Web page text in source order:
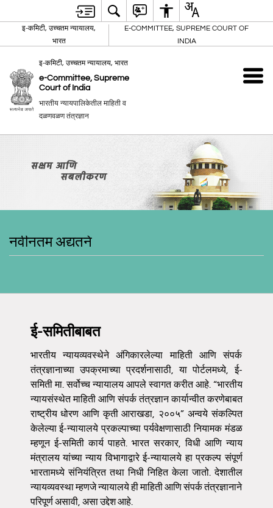
इ-कमिटी, उच्चतम न्यायालय,
भारत
E-COMMITTEE, SUPREME COURT OF
INDIA
इ-कमिटी, उच्चतम न्यायालय, भारत
e-Committee, Supreme
Court of India
भारतीय न्यायपालिकेतील माहिती व
दळणवळण तंत्रज्ञान
नवीनतम अद्यतने
ई-समितीबाबत
भारतीय न्यायव्यवस्थेने अंगिकारलेल्या माहिती आणि संपर्क
तंत्रज्ञानाच्या उपक्रमाच्या प्रदर्शनासाठी, या पोर्टलमध्ये, ई-
समिती मा. सर्वोच्च न्यायालय आपले स्वागत करीत आहे. “भारतीय
न्यायसंस्थेत माहिती आणि संपर्क तंत्रज्ञान कार्यान्वीत करणेबाबत
राष्ट्रीय धोरण आणि कृती आराखडा, २००५” अन्वये संकल्पित
केलेल्या ई-न्यायालये प्रकल्पाच्या पर्यवेक्षणासाठी नियामक मंडळ
म्हणून ई-समिती कार्य पाहते. भारत सरकार, विधी आणि न्याय
मंत्रालय यांच्या न्याय विभागाद्वारे ई-न्यायालये हा प्रकल्प संपूर्ण
भारतामध्ये संनियंत्रित तथा निधी निहित केला जातो. देशातील
न्यायव्यवस्था म्हणजे न्यायालये ही माहिती आणि संपर्क तंत्रज्ञानाने
परिपूर्ण असावी, असा उद्देश आहे.